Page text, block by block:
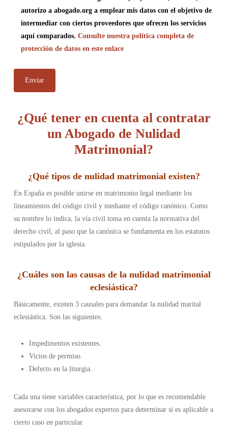
autorizo a abogado.org a emplear mis datos con el objetivo de
intermediar con ciertos proveedores que ofrecen los servicios
aquí comparados. Consulte nuestra política completa de
protección de datos en este enlace
¿Qué tener en cuenta al contratar
un Abogado de Nulidad
Matrimonial?
¿Qué tipos de nulidad matrimonial existen?
En España es posible unirse en matrimonio legal mediante los
lineamientos del código civil y mediante el código canónico. Como
su nombre lo indica, la vía civil toma en cuenta la normativa del
derecho civil, al paso que la canónica se fundamenta en los estatutos
estipulados por la iglesia.
¿Cuáles son las causas de la nulidad matrimonial
eclesiástica?
Básicamente, existen 3 causales para demandar la nulidad marital
eclesiástica. Son las siguientes:
Impedimentos existentes.
Vicios de permiso.
Defecto en la liturgia.
Cada una tiene variables característica, por lo que es recomendable
asesorarse con los abogados expertos para determinar si es aplicable a
cierto caso en particular.